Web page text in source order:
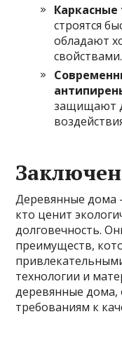
Каркасные
строятся
обладают
свойствами.
защищают
Деревянные дома
кто ценит
долговечность.
преимуществ,
технологии и
деревянные
требованиям к